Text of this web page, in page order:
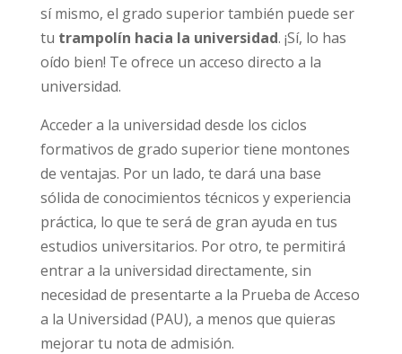
sí mismo, el grado superior también puede ser
tu trampolín hacia la universidad. ¡Sí, lo has
oído bien! Te ofrece un acceso directo a la
universidad.
Acceder a la universidad desde los ciclos
formativos de grado superior tiene montones
de ventajas. Por un lado, te dará una base
sólida de conocimientos técnicos y experiencia
práctica, lo que te será de gran ayuda en tus
estudios universitarios. Por otro, te permitirá
entrar a la universidad directamente, sin
necesidad de presentarte a la Prueba de Acceso
a la Universidad (PAU), a menos que quieras
mejorar tu nota de admisión.